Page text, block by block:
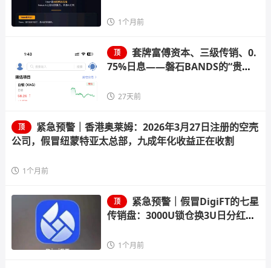
1个月前
顶
套牌富傅资本、三级传销、0.
75%日息——磐石BANDS的“贵金
27天前
顶
紧急预警｜香港奥莱姆：2026年3月27日注册的空壳
公司，假冒纽蒙特亚太总部，九成年化收益正在收割
1个月前
顶
紧急预警｜假冒DigiFT的七星
传销盘：3000U锁仓换3U日分红，
1个月前